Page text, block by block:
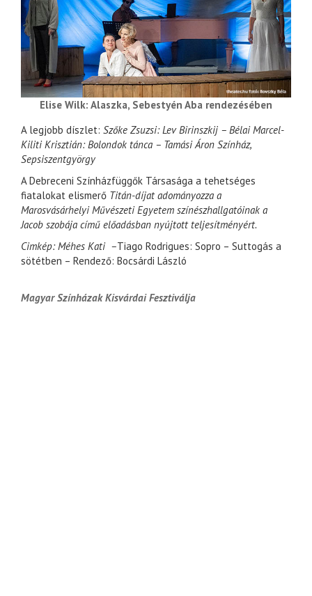
Elise Wilk: Alaszka, Sebestyén Aba rendezésében
A legjobb díszlet: Szőke Zsuzsi: Lev Birinszkij – Bélai Marcel-
Kiliti Krisztián: Bolondok tánca – Tamási Áron Színház,
Sepsiszentgyörgy
A Debreceni Színházfüggők Társasága a tehetséges
fiatalokat elismerő Titán-díjat adományozza a
Marosvásárhelyi Művészeti Egyetem színészhallgatóinak a
Jacob szobája című előadásban nyújtott teljesítményért.
Cimkép: Méhes Kati –Tiago Rodrigues: Sopro – Suttogás a
sötétben – Rendező: Bocsárdi László
Magyar Színházak Kisvárdai Fesztiválja